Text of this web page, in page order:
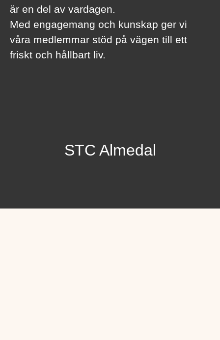
är en del av vardagen.
Med engagemang och kunskap ger vi
våra medlemmar stöd på vägen till ett
friskt och hållbart liv.
STC Almedal